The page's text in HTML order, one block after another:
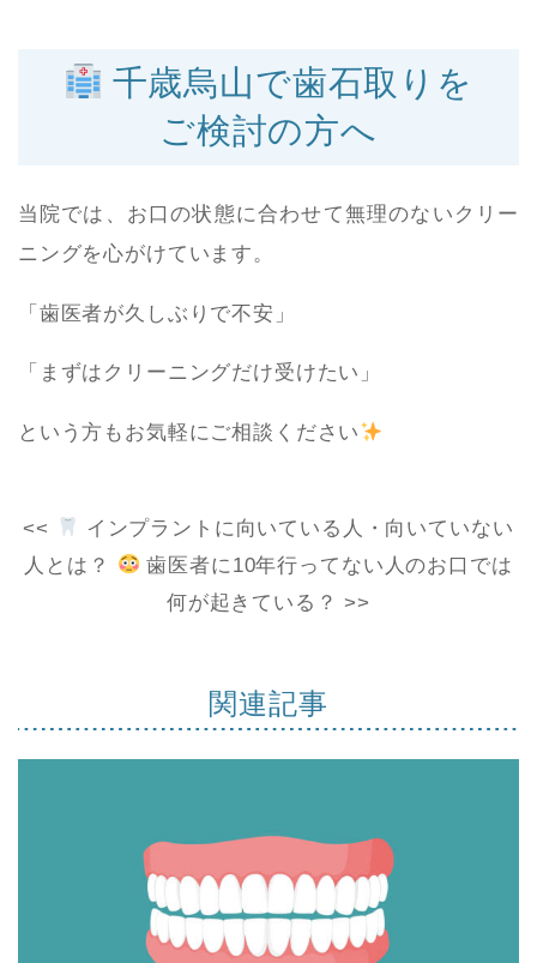
千歳烏山で歯石取りを
ご検討の方へ
当院では、お口の状態に合わせて無理のないクリー
ニングを心がけています。
「歯医者が久しぶりで不安」
「まずはクリーニングだけ受けたい」
という方もお気軽にご相談ください
<<
インプラントに向いている人・向いていない
人とは？
歯医者に10年行ってない人のお口では
何が起きている？ >>
関連記事